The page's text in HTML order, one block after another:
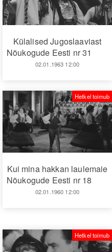
Külalised Jugoslaaviast
Nõukogude Eesti nr 31
02.01.1963 12:00
Kui mina hakkan laulemaie
Nõukogude Eesti nr 18
02.01.1960 12:00
Hetkel toimub
Hetkel toimub